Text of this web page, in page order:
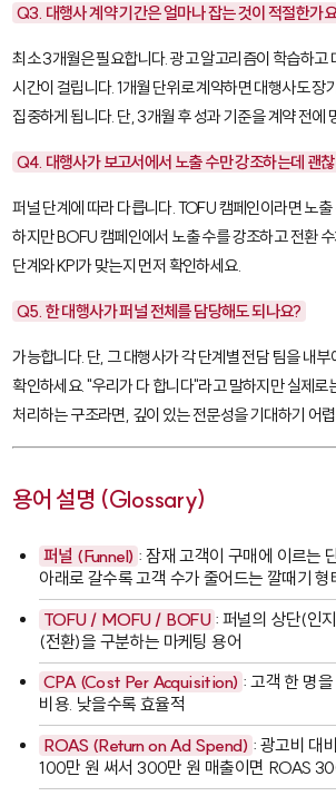
Q3. 대행사 계약 기간은 얼마나 잡는 것이 적절한가
최소 3개월은 필요합니다. 광고 알고리즘이 학습하고
시간이 걸립니다. 1개월 단위로 계약하면 대행사도 장
집중하게 됩니다. 단, 3개월 후 성과 기준을 계약 전에
Q4. 대행사가 보고서에서 노출 수만 강조하는데 괜
퍼널 단계에 따라 다릅니다. TOFU 캠페인이라면 노
하지만 BOFU 캠페인에서 노출 수를 강조하고 전환
단계와 KPI가 맞는지 먼저 확인하세요.
Q5. 한 대행사가 퍼널 전체를 담당해도 되나요?
가능합니다. 단, 그 대행사가 각 단계별 전담 팀을 내
확인하세요. "우리가 다 합니다"라고 말하지만 실제로
처리하는 구조라면, 깊이 있는 전문성을 기대하기 어
용어 설명 (Glossary)
퍼널 (Funnel) : 잠재 고객이 구매에 이르는
아래로 갈수록 고객 수가 줄어드는 깔때기 형
TOFU / MOFU / BOFU : 퍼널의 상단(인
(전환)을 구분하는 마케팅 용어
CPA (Cost Per Acquisition) : 고객 한 명
비용. 낮을수록 효율적
ROAS (Return on Ad Spend) : 광고비 대
100만 원 써서 300만 원 매출이면 ROAS